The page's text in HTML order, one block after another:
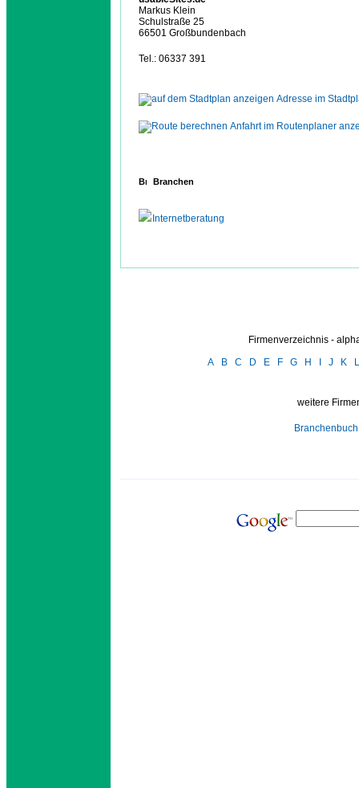
Markus Klein
Schulstraße 25
66501 Großbundenbach
Tel.: 06337 391
Adresse im
Anfahrt im Routenplaner
Branchen
Internetberatung
Firmenverzeichnis -
A
B C D E F G H J K L
weitere